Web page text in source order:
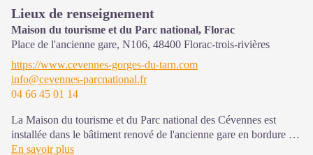
Lieux de renseignement
Maison du tourisme et du Parc national, Florac
Place de l'ancienne gare, N106, 48400 Florac-trois-rivières
https://www.cevennes-gorges-du-tarn.com
info@cevennes-parcnational.fr
04 66 45 01 14
La Maison du tourisme et du Parc national des Cévennes est
installée dans le bâtiment renové de l'ancienne gare en bordure de
la N106. C'est un espace , d’accueil, d'information et de
En savoir plus